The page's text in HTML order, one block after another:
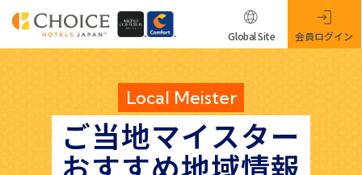
Local Meister
ご当地マイスター
おすすめ地域情報
Global Site 会員ログイン